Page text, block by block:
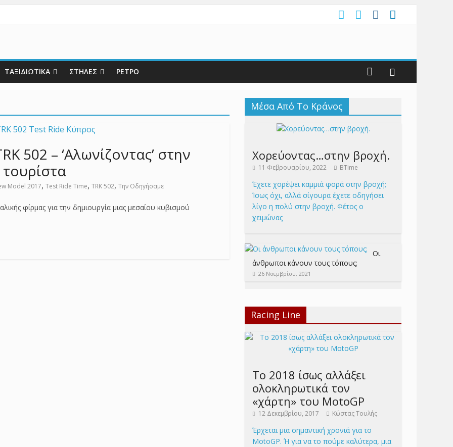
ΤΑΞΙΔΙΩΤΙΚΑ ΣΤΗΛΕΣ ΡΕΤΡΟ
502 – ‘Αλωνίζοντας’ στην
Model 2017, Test Ride Time, TRK 502, Την Οδηγήσαμε
φίρμας για την δημιουργία μιας μεσαίου κυβισμού
Μέσα Από Το Κράνος
Χορεύοντας…στην βροχή.
11 Φεβρουαρίου, 2022 BTime
Έχετε χορέψει καμμιά φορά στην βροχή;
Ίσως όχι, αλλά σίγουρα έχετε οδηγήσει
λίγο η πολύ στην βροχή. Φέτος ο
χειμώνας
Οι
άνθρωποι κάνουν τους τόπους;
26 Νοεμβρίου, 2021
Racing Line
Το 2018 ίσως αλλάξει
ολοκληρωτικά τον
«χάρτη» του MotoGP
12 Δεκεμβρίου, 2017 Κώστας Τουλής
Έρχεται μια σημαντική χρονιά για το
MotoGP. Ή για να το πούμε καλύτερα, μια